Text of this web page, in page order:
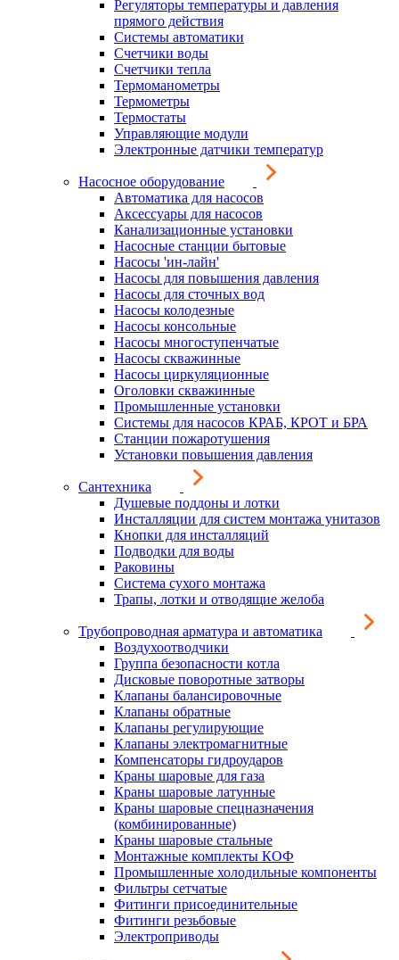
Регуляторы температуры и давления
прямого действия
Системы автоматики
Счетчики воды
Счетчики тепла
Термоманометры
Термометры
Термостаты
Управляющие модули
Электронные датчики температур
Насосное оборудование
Автоматика для насосов
Аксессуары для насосов
Канализационные установки
Насосные станции бытовые
Насосы 'ин-лайн'
Насосы для повышения давления
Насосы для сточных вод
Насосы колодезные
Насосы консольные
Насосы многоступенчатые
Насосы скважинные
Насосы циркуляционные
Оголовки скважинные
Промышленные установки
Системы для насосов КРАБ, КРОТ и БРА
Станции пожаротушения
Установки повышения давления
Сантехника
Душевые поддоны и лотки
Инсталляции для систем монтажа унитазов
Кнопки для инсталляций
Подводки для воды
Раковины
Система сухого монтажа
Трапы, лотки и отводящие желоба
Трубопроводная арматура и автоматика
Воздухоотводчики
Группа безопасности котла
Дисковые поворотные затворы
Клапаны балансировочные
Клапаны обратные
Клапаны регулирующие
Клапаны электромагнитные
Компенсаторы гидроударов
Краны шаровые для газа
Краны шаровые латунные
Краны шаровые спецназначения
(комбинированные)
Краны шаровые стальные
Монтажные комплекты КОФ
Промышленные холодильные компоненты
Фильтры сетчатые
Фитинги присоединительные
Фитинги резьбовые
Электроприводы